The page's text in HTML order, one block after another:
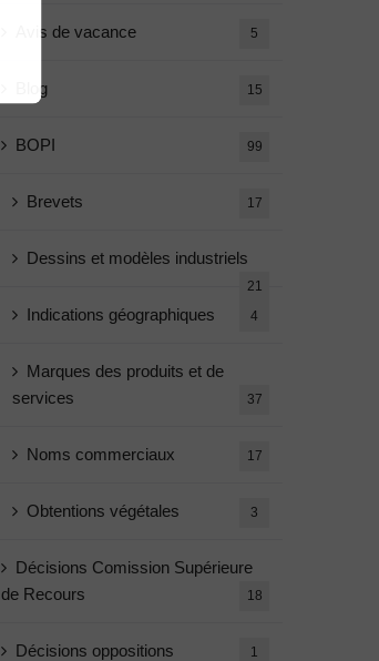
Avis de vacance 5
Blog 15
BOPI 99
Brevets 17
Dessins et modèles industriels
21
Indications géographiques 4
Marques des produits et de
services
37
Noms commerciaux 17
Obtentions végétales 3
Décisions Comission Supérieure
de Recours
18
Décisions oppositions 1